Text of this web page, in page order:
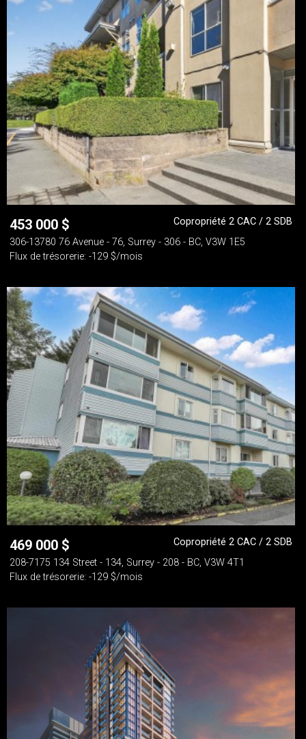
453 000 $
Copropriété 2 CAC / 2 SDB
306-13780 76 Avenue - 76, Surrey - 306 - BC, V3W 1E5
Flux de trésorerie: -129 $/mois
469 000 $
Copropriété 2 CAC / 2 SDB
208-7175 134 Street - 134, Surrey - 208 - BC, V3W 4T1
Flux de trésorerie: -129 $/mois